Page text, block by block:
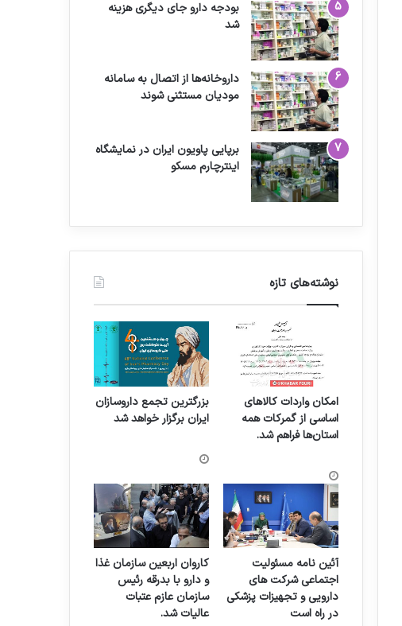
بودجه دارو جای دیگری هزینه
شد
داروخانه‌ها از اتصال به سامانه
مودیان مستثنی شوند
برپایی پاویون ایران در نمایشگاه
اینترچارم مسکو
نوشته‌های تازه
امکان واردات کالاهای
اساسی از گمرکات همه
استان‌ها فراهم شد.
بزرگترین تجمع داروسازان
ایران برگزار خواهد شد
آئین نامه مسئولیت
اجتماعی شرکت های
دارویی و تجهیزات پزشکی
در راه است
کاروان اربعین سازمان غذا
و دارو با بدرقه رئیس
سازمان عازم عتبات
عالیات شد.